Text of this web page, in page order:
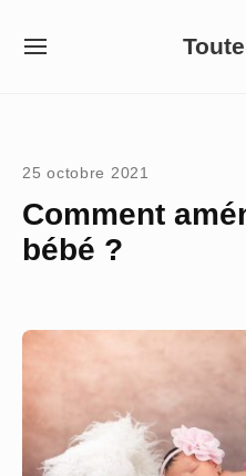
SITE
25 octobre 2021
Comment
bébé ?